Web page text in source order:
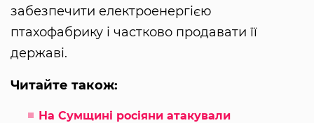
забезпечити електроенергією
птахофабрику і частково продавати її
державі.
Читайте також:
На Сумщині росіяни атакували